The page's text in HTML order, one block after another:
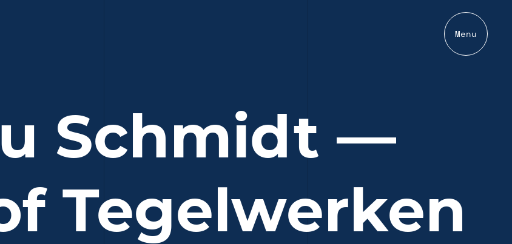
Menu
Schmidt —
Tegelwerken